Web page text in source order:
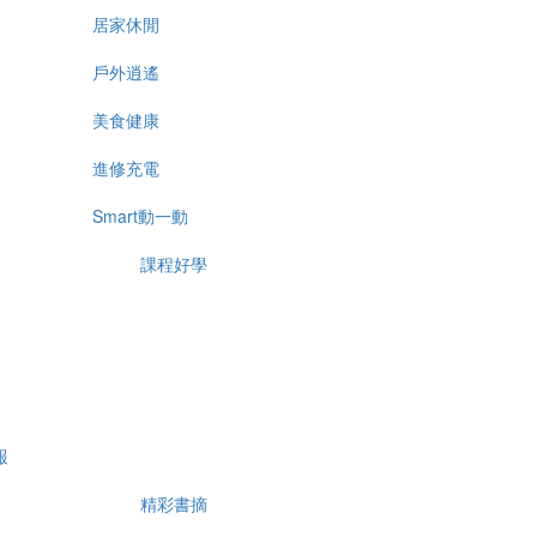
居家休閒
戶外逍遙
美食健康
進修充電
Smart動一動
課程好學
精彩書摘